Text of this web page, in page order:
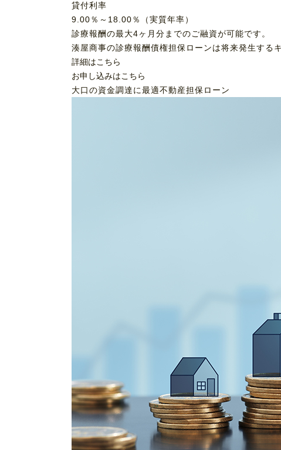
貸付利率
9.00％～18.00％（実質年率）
診療報酬の最大4ヶ月分までのご融資が可能です。
湊屋商事の診療報酬債権担保ローンは将来発生する
詳細はこちら
お申し込みはこちら
大口の資金調達に最適不動産担保ローン